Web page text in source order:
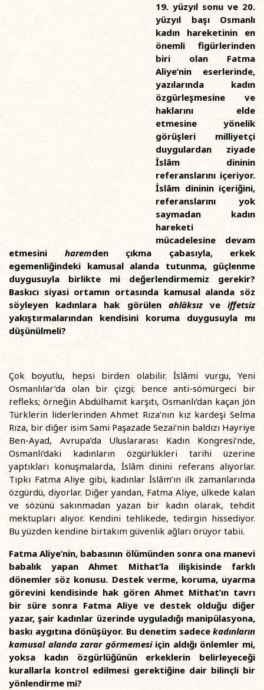
19. yüzyıl sonu ve 20.
yüzyıl başı Osmanlı
kadın hareketinin en
önemli figürlerinden
biri olan Fatma
Aliye’nin eserlerinde,
yazılarında kadın
özgürleşmesine ve
haklarını elde
etmesine yönelik
görüşleri milliyetçi
duygulardan ziyade
İslâm dininin
referanslarını içeriyor.
İslâm dininin içeriğini,
referanslarını yok
saymadan kadın
hareketi
mücadelesine devam
etmesini haremden çıkma çabasıyla, erkek
egemenliğindeki kamusal alanda tutunma, güçlenme
duygusuyla birlikte mi değerlendirmemiz gerekir?
Baskıcı siyasi ortamın ortasında kamusal alanda söz
söyleyen kadınlara hak görülen ahlâksız veiffetsiz
yakıştırmalarından kendisini koruma duygusuyla mı
düşünülmeli?
Çok boyutlu, hepsi birden olabilir. İslâmi vurgu, Yeni
Osmanlılar’da olan bir çizgi; bence anti-sömürgeci bir
refleks; örneğin Abdülhamit karşıtı, Osmanlı’dan kaçan Jön
Türklerin liderlerinden Ahmet Rıza’nın kız kardeşi Selma
Rıza, bir diğer isim Sami Paşazade Sezai’nin baldızı Hayriye
Ben-Ayad, Avrupa’da Uluslararası Kadın Kongresi’nde,
Osmanlı’daki kadınların özgürlükleri tarihi üzerine
yaptıkları konuşmalarda, İslâm dinini referans alıyorlar.
Tıpkı Fatma Aliye gibi, kadınlar İslâm’ın ilk zamanlarında
özgürdü, diyorlar. Diğer yandan, Fatma Aliye, ülkede kalan
ve sözünü sakınmadan yazan bir kadın olarak, tehdit
mektupları alıyor. Kendini tehlikede, tedirgin hissediyor.
Bu yüzden kendine birtakım güvenlik ağları örüyor tabii.
Fatma Aliye’nin, babasının ölümünden sonra ona manevi
babalık yapan Ahmet Mithat’la ilişkisinde farklı
dönemler söz konusu. Destek verme, koruma, uyarma
görevini kendisinde hak gören Ahmet Mithat’ın tavrı
bir süre sonra Fatma Aliye ve destek olduğu diğer
yazar, şair kadınlar üzerinde uyguladığı manipülasyona,
baskı aygıtına dönüşüyor. Bu denetim sadece kadınların
kamusal alanda zarar görmemesi için aldığı önlemler mi,
yoksa kadın özgürlüğünün erkeklerin belirleyeceği
kurallarla kontrol edilmesi gerektiğine dair bilinçli bir
yönlendirme mi?